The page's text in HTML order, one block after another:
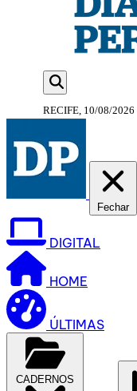
RECIFE, 10/08/2026
Fechar
DIGITAL
HOME
ÚLTIMAS
CADERNOS